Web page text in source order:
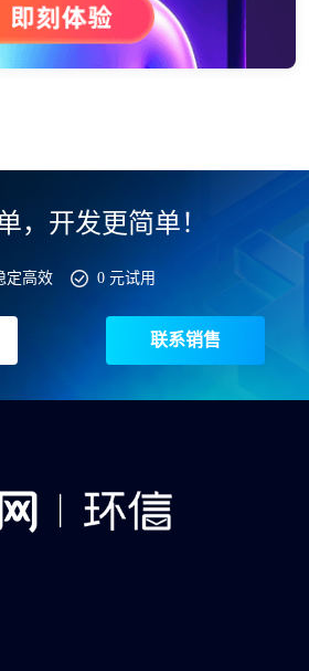
，开发更简单！
定高效 0 元试用
联系销售